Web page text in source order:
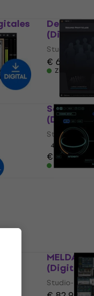
Denise
(Digitales
Studio-
€ 63,70
Zum
Sound
Studio-
4 /5
€ 61,70 €
Zum
MELDA
Studio-